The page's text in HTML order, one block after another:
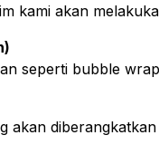
kami akan
seperti bubble
akan